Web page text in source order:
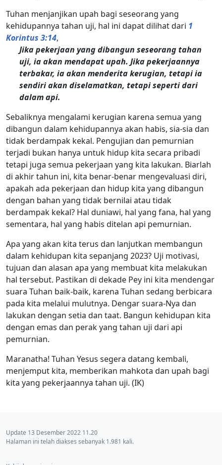
Tuhan menjanjikan upah bagi seseorang yang
kehidupannya tahan uji, hal ini dapat dilihat dari 1
Korintus 3:14,
Jika pekerjaan yang dibangun seseorang tahan
uji, ia akan mendapat upah. Jika pekerjaannya
terbakar, ia akan menderita kerugian, tetapi ia
sendiri akan diselamatkan, tetapi seperti dari
dalam api.
Sebaliknya mengalami kerugian karena semua yang
dibangun dalam kehidupannya akan habis, sia-sia dan
tidak berdampak kekal. Pengujian dan pemurnian
terjadi bukan hanya untuk hidup kita secara pribadi
tetapi juga semua pekerjaan yang kita lakukan. Biarlah
di akhir tahun ini, kita benar-benar mengevaluasi diri,
apakah ada pekerjaan dan hidup kita yang dibangun
dengan bahan yang tidak bernilai atau tidak
berdampak kekal? Hal duniawi, hal yang fana, hal yang
sementara, hal yang habis ditelan api pemurnian.
Apa yang akan kita terus dan lanjutkan membangun
dalam kehidupan kita sepanjang 2023? Uji motivasi,
tujuan dan alasan apa yang membuat kita melakukan
hal tersebut. Pastikan di dekade Pey ini kita mendengar
suara Tuhan baik-baik, karena Tuhan sedang berbicara
pada kita melalui mulutnya. Dengar suara-Nya dan
lakukan dengan setia dan taat. Bangun kehidupan kita
dengan emas dan perak yang tahan uji dari api
pemurnian.
Maranatha! Tuhan Yesus segera datang kembali,
menjemput kita, memberikan mahkota dan upah bagi
kita yang pekerjaannya tahan uji. (IK)
Update 13 Desember 2022 11.20
Halaman ini telah diakses sebanyak 1.981 kali.